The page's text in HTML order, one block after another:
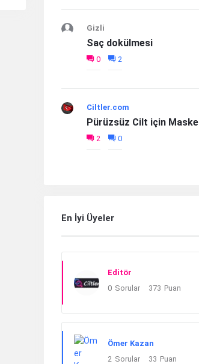
Gizli
Saç dokülmesi
0 2
Ciltler.com
Pürüzsüz Cilt için Maske
2 0
En İyi Üyeler
Editör
0 Sorular 373 Puan
Ömer Kazan
2 Sorular 33 Puan